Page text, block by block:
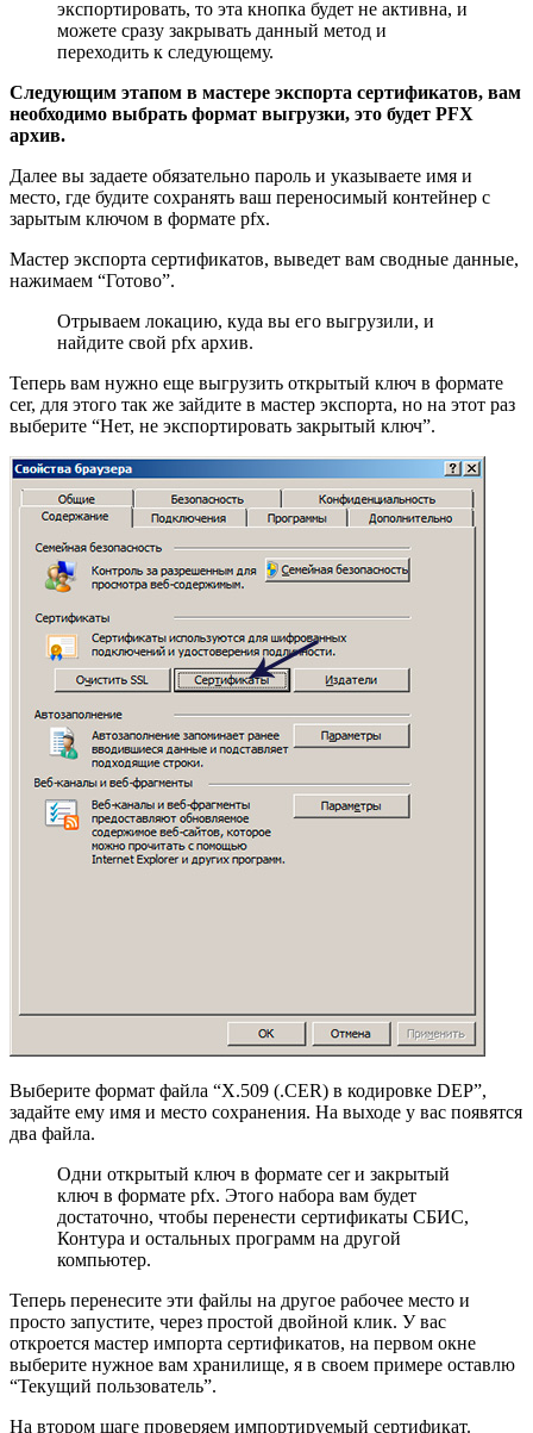
экспортировать, то эта кнопка будет не активна, и
можете сразу закрывать данный метод и
переходить к следующему.
Следующим этапом в мастере экспорта сертификатов, вам
необходимо выбрать формат выгрузки, это будет PFX
архив.
Далее вы задаете обязательно пароль и указываете имя и
место, где будите сохранять ваш переносимый контейнер с
зарытым ключом в формате pfx.
Мастер экспорта сертификатов, выведет вам сводные данные,
нажимаем “Готово”.
Отрываем локацию, куда вы его выгрузили, и
найдите свой pfx архив.
Теперь вам нужно еще выгрузить открытый ключ в формате
cer, для этого так же зайдите в мастер экспорта, но на этот раз
выберите “Нет, не экспортировать закрытый ключ”.
Выберите формат файла “X.509 (.CER) в кодировке DEP”,
задайте ему имя и место сохранения. На выходе у вас появятся
два файла.
Одни открытый ключ в формате cer и закрытый
ключ в формате pfx. Этого набора вам будет
достаточно, чтобы перенести сертификаты СБИС,
Контура и остальных программ на другой
компьютер.
Теперь перенесите эти файлы на другое рабочее место и
просто запустите, через простой двойной клик. У вас
откроется мастер импорта сертификатов, на первом окне
выберите нужное вам хранилище, я в своем примере оставлю
“Текущий пользователь”.
На втором шаге проверяем импортируемый сертификат.